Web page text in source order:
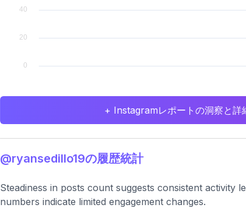
+ Instagramレポートの洞察と詳
@ryansedillo19の履歴統計
Steadiness in posts count suggests consistent
numbers indicate limited engagement changes.